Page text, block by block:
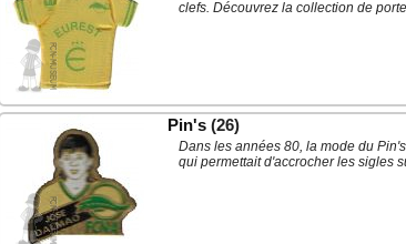
clefs. Découvrez la collection de
Pin's (26)
Dans les années 80, la mode du
qui permettait d'accrocher les sigles